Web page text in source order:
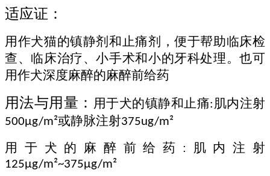
适应证 ：
用作犬猫的镇静剂和止痛剂，便于帮助临床检
查、临床治疗、小手术和小的牙科处理。也可
用作犬深度麻醉的麻醉前给药
用法与用量 ： 用于犬的镇静和止痛: 肌内注射
500μg/m²或静脉注射375ug/m²
用于犬的麻醉前给药 : 肌内注射
125μg/m²~375μg/m²